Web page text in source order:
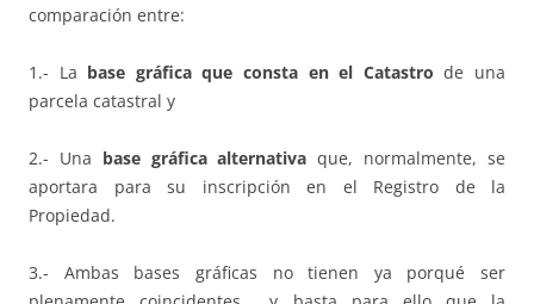
comparación entre:
1.- La base gráfica que consta en el Catastro de una
parcela catastral y
2.- Una base gráfica alternativa que, normalmente, se
aportara para su inscripción en el Registro de la
Propiedad.
3.- Ambas bases gráficas no tienen ya porqué ser